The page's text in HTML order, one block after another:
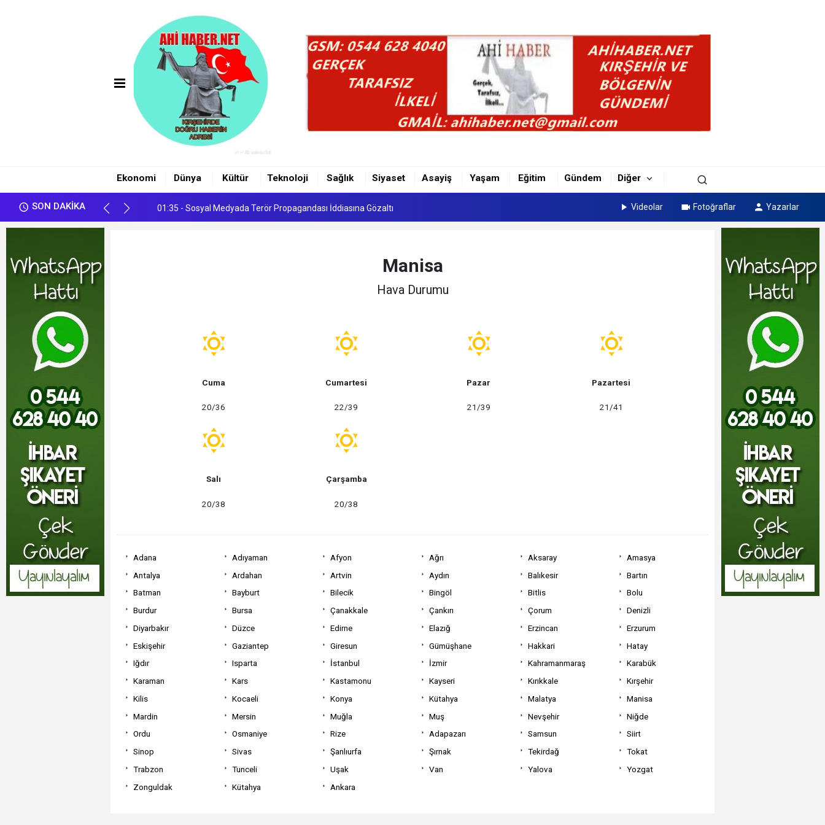
Ekonomi Dünya Kültür Teknoloji Sağlık Siyaset Asayiş Yaşam Eğitim Gündem Diğer
SON DAKİKA
00:24 - ÖZGÜR ÖZEL'İN DOKUNMAZLIĞININ KALDIRILMASI UĞRAŞILARI...
00:24 - ÖZGÜR ÖZEL'İN DOKUNMAZLIĞININ KALDIRILMASI UĞRAŞILARI...
01:35 - Sosyal Medyada Terör Propagandası İddiasına Gözaltı Videolar Fotoğraflar Yazarlar
Manisa
Hava Durumu
Cuma
20/36
Cumartesi
22/39
Pazar
21/39
Pazartesi
21/41
Salı
20/38
Çarşamba
20/38
Adana Adıyaman Afyon Ağrı Aksaray
Amasya
Antalya
Ardahan Artvin Aydın Balıkesir
Bartın
Batman
Bayburt Bilecik Bingöl Bitlis
Bolu
Burdur
Bursa Çanakkale Çankırı Çorum
Denizli
Diyarbakır
Düzce Edirne Elazığ Erzincan
Erzurum
Eskişehir
Gaziantep Giresun Gümüşhane Hakkari
Hatay
Iğdır
Isparta İstanbul İzmir Kahramanmaraş
Karabük
Karaman
Kars Kastamonu Kayseri Kırıkkale
Kırşehir
Kilis
Kocaeli Konya Kütahya Malatya
Manisa
Mardin
Mersin Muğla Muş Nevşehir
Niğde
Ordu
Osmaniye Rize Adapazarı Samsun
Siirt
Sinop
Sivas Şanlıurfa Şırnak Tekirdağ
Tokat
Trabzon
Tunceli Uşak Van Yalova
Yozgat
Zonguldak
Kütahya Ankara